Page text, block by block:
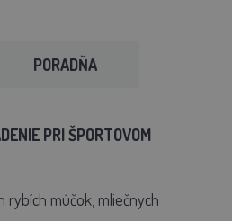
PORADŇA
PRI ŠPORTOVOM
múčok, mliečnych